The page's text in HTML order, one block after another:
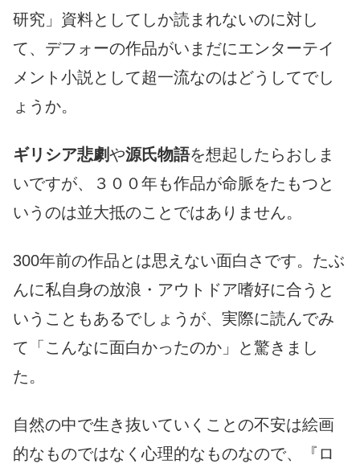
研究」資料としてしか読まれないのに対し
て、デフォーの作品がいまだにエンターテイ
メント小説として超一流なのはどうしてでし
ょうか。
ギリシア悲劇や源氏物語を想起したらおしま
いですが、３００年も作品が命脈をたもつと
いうのは並大抵のことではありません。
300年前の作品とは思えない面白さです。たぶ
んに私自身の放浪・アウトドア嗜好に合うと
いうこともあるでしょうが、実際に読んでみ
て「こんなに面白かったのか」と驚きまし
た。
自然の中で生き抜いていくことの不安は絵画
的なものではなく心理的なものなので、『ロ